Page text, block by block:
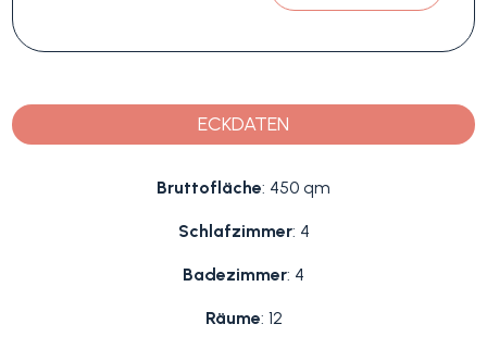
ECKDATEN
Bruttofläche: 450 qm
Schlafzimmer: 4
Badezimmer: 4
Räume: 12